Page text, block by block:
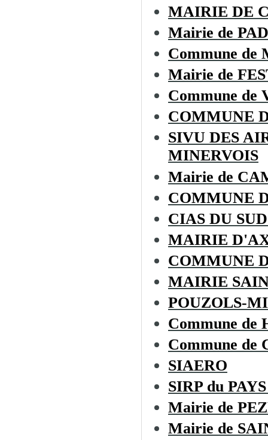
MAIRIE DE
Mairie de
Commune de
Mairie de
Commune de
COMMUNE
SIVU DES
MINERVOIS
Mairie de
COMMUNE
CIAS DU
MAIRIE
COMMUNE
MAIRIE
POUZOLS-
Commune de
Commune de
SIAERO
SIRP du
Mairie de
Mairie de